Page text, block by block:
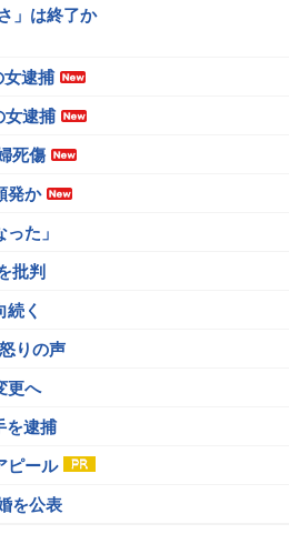
」は終了か
逮捕
女逮捕
死傷
発か
た」
批判
く
りの声
更へ
を逮捕
ピール
を公表